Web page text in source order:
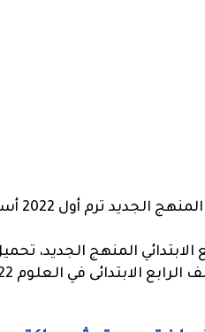
أول 2022 أستاذة شيماء السيد
المنهج الجديد،
الابتدائى في العلوم 2022،